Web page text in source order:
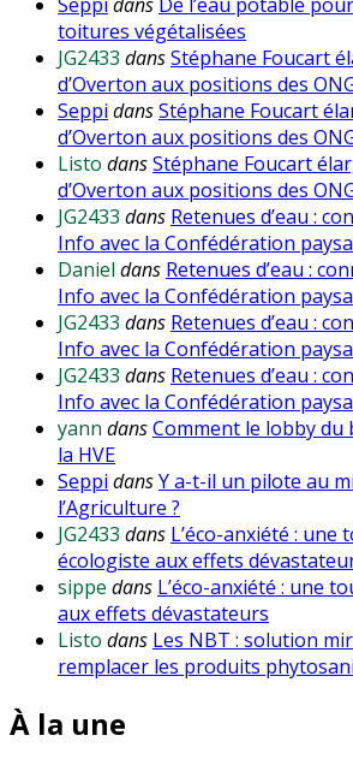
toitures végétalisées
JG2433 dansStéphane Foucart
d’Overton aux positions des
Seppi dansStéphane Foucart
d’Overton aux positions des
Listo dansStéphane Foucart
d’Overton aux positions des
JG2433 dans Retenues d’eau :
Info avec la Confédération
Daniel dans Retenues d’eau :
Info avec la Confédération
JG2433 dans Retenues d’eau :
Info avec la Confédération
JG2433 dans Retenues d’eau :
Info avec la Confédération
yann dansComment le lobby du
la HVE
Seppi dansY a-t-il un pilote au
l’Agriculture ?
JG2433 dans L’éco-anxiété : une
écologiste aux effets
sippe dans L’éco-anxiété : une
aux effets dévastateurs
Listo dans Les NBT : solution
remplacer les produits
À la une